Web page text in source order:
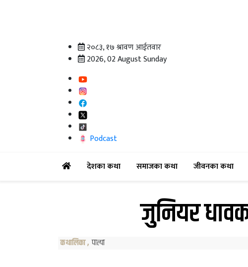
२०८३, १७ श्रावण आईतवार
2026, 02 August Sunday
Podcast
देशका कथा(current)समाजका कथा(current)जीवनका कथा
जुनियर
कथालिका, पाल्पा